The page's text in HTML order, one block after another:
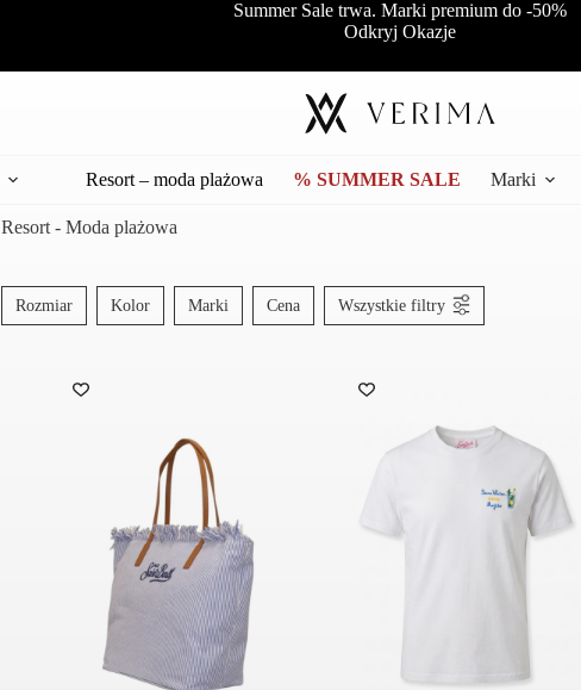
Summer Sale trwa. Marki premium do -50%
Odkryj Okazje
Resort – moda plażowa % SUMMER SALE Marki
Resort - Moda plażowa
Rozmiar Kolor Marki Cena Wszystkie filtry